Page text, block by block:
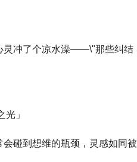
灵冲了个凉水澡——\"那些纠结
」
碰到想维的瓶颈，灵感如同被